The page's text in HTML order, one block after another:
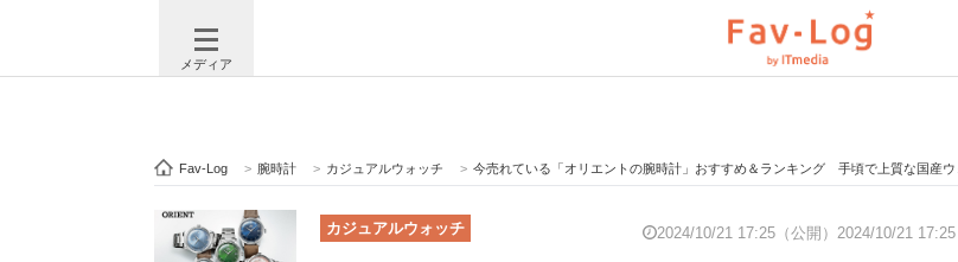
メディア
注目記事を集めた総合ページ ITの今と未来を見通す スマホと通信の最新トレンド
Fav-Log > 腕時計 > カジュアルウォッチ > 今売れている「オリエントの腕時計」おすすめ＆ランキング 手頃で上質な国産ウォッチ！【2024年
カジュアルウォッチ 2024/10/21 17:25（公開） 2024/10/21 17:25